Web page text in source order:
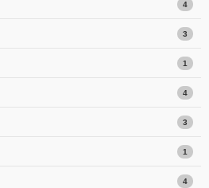
4
3
1
4
3
1
4